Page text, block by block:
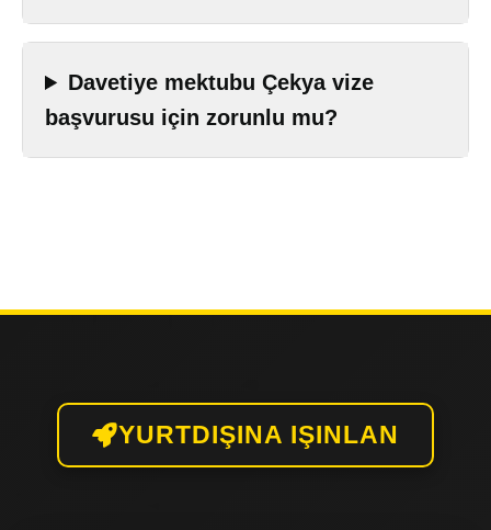
Davetiye mektubu Çekya vize
başvurusu için zorunlu mu?
YURTDIŞINA IŞINLAN